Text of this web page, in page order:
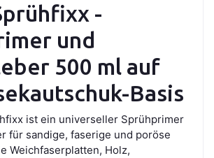
-
und
500 ml auf
Basis
ist ein universeller Sprühprimer
für sandige, faserige und poröse
Weichfaserplatten, Holz,